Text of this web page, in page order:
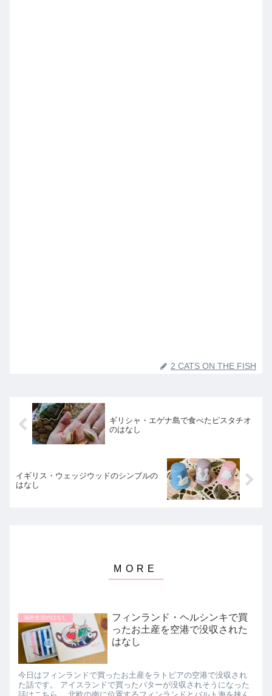
2 CATS ON THE FISH
ギリシャ・エゲナ島で食べたピスタチオ
のはなし
イギリス・ウェッジウッドのシンブルの
はなし
海外生活のはなし
フィンランド・ヘルシンキで買
ったお土産を空港で没収された
はなし
今日はフィンランドで買ったお土産をラトビアの空港で没収され
た話です。 アイスランドで買ったバターが没収されそうになった